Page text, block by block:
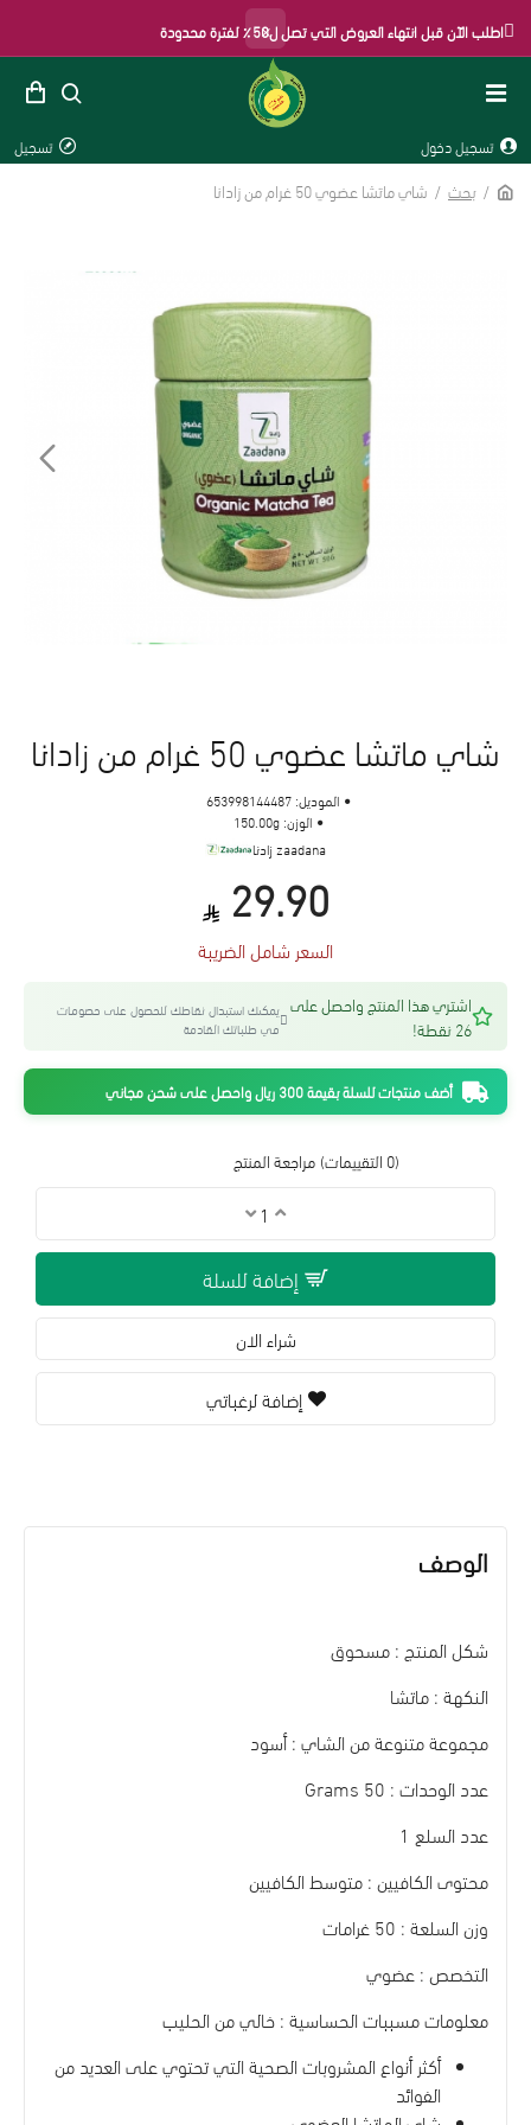
اطلب الآن قبل انتهاء العروض التي تصل ل50٪ لفترة محدودة ×
تسجيل دخول تسجيل
بحث شاي ماتشا عضوي 50 غرام من زادانا
شاي ماتشا عضوي 50 غرام من زادانا
(0 التقييمات) مراجعة المنتج
29.90
السعر شامل الضريبة
الموديل: 653998144487
الوزن: 150.00g
zaadana زادنا
اشتري هذا المنتج واحصل على
26 نقطة!
يمكنك استبدال نقاطك للحصول على خصومات
في طلباتك القادمة
أضف منتجات للسلة بقيمة 300 ريال واحصل على شحن مجاني
إضافة للسلة
شراء الان
إضافة لرغباتي
الوصف
شكل المنتج : مسحوق
النكهة : ماتشا
مجموعة متنوعة من الشاي : أسود
عدد الوحدات : 50 Grams
عدد السلع 1
محتوى الكافيين : متوسط الكافيين
وزن السلعة : 50 غرامات
التخصص : عضوي
معلومات مسببات الحساسية : خالي من الحليب
أكثر أنواع المشروبات الصحية التي تحتوي على العديد من
الفوائد